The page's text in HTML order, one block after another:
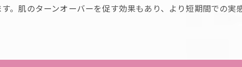
。肌のターンオーバーを促す効果もあり、より短期間での